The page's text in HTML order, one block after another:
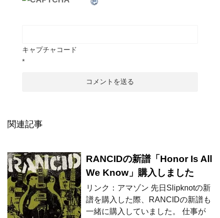
キャプチャコード
*
関連記事
RANCIDの新譜「Honor Is All
We Know」購入しました
リンク：アマゾン 先日Slipknotの新
譜を購入した際、RANCIDの新譜も
一緒に購入していました。 仕事が